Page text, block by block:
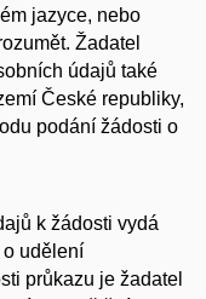
jazyce, nebo
Žadatel
údajů také
České republiky,
podání žádosti o
k žádosti vydá
o udělení
průkazu je žadatel